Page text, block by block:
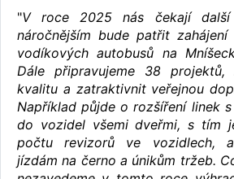
"V roce 2025 nás čekají
náročnějším bude patřit
vodíkových autobusů na
Dále připravujeme 38
kvalitu a zatraktivnit veřejnou
Například půjde o rozšíření linek
do vozidel všemi dveřmi, s tím
počtu revizorů ve vozidlech,
jízdám na černo a únikům tržeb.